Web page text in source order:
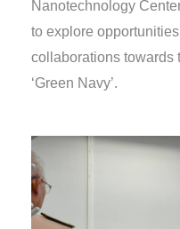
Nanotechnology
to explore
collaborations towards
‘Green Navy’.